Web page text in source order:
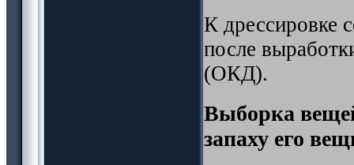
К дрессировке
после
(ОКД).
Выборка
запаху его